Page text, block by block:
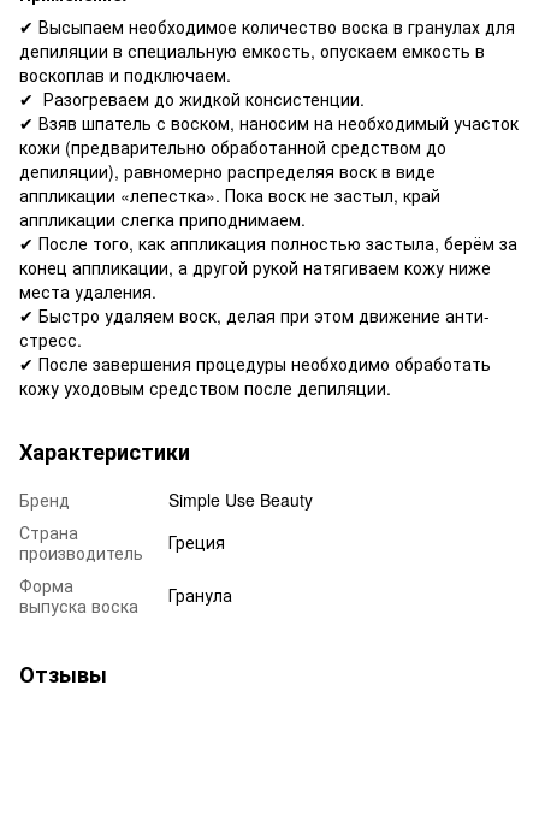
✔ Высыпаем необходимое количество воска в гранулах для
депиляции в специальную емкость, опускаем емкость в
воскоплав и подключаем.
✔ Разогреваем до жидкой консистенции.
✔ Взяв шпатель с воском, наносим на необходимый участок
кожи (предварительно обработанной средством до
депиляции), равномерно распределяя воск в виде
аппликации «лепестка». Пока воск не застыл, край
аппликации слегка приподнимаем.
✔ После того, как аппликация полностью застыла, берём за
конец аппликации, а другой рукой натягиваем кожу ниже
места удаления.
✔ Быстро удаляем воск, делая при этом движение анти-
стресс.
✔ После завершения процедуры необходимо обработать
кожу уходовым средством после депиляции.
Характеристики
Бренд
Simple Use Beauty
Страна
производитель
Греция
Форма
выпуска воска
Гранула
Отзывы